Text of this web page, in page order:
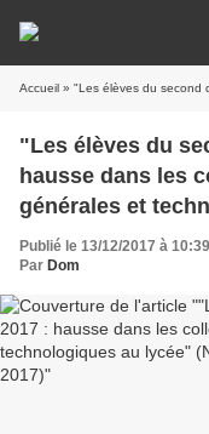
Accueil » "Les élèves du second degré à la rentrée 2017 : hausse
"Les élèves du
hausse dans les
générales et
d'information de la
Publié le 13/12/2017 à 10:39
Par Dom